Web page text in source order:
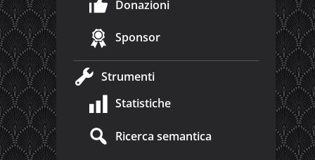
Donazioni
Sponsor
Strumenti
Statistiche
Ricerca semantica